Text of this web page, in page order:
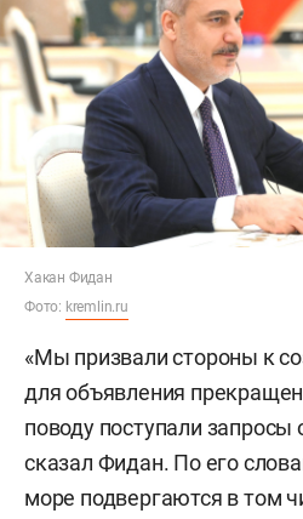
Хакан Фидан
Фото: kremlin.ru
«Мы призвали стороны к
для объявления
поводу поступали запросы
сказал Фидан. По его
море подвергаются в том